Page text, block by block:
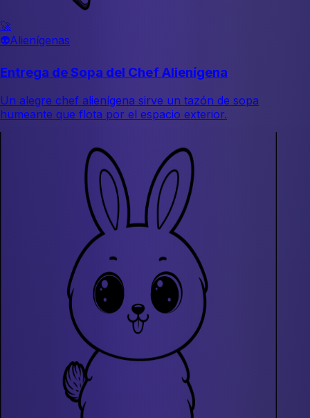
🚀
👽Alienígenas
Entrega de Sopa del Chef Alienígena
Un alegre chef alienígena sirve un tazón de sopa
humeante que flota por el espacio exterior.